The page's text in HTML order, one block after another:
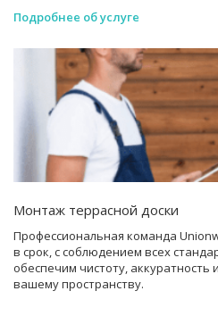
Подробнее об услуге
Монтаж террасной доски
Профессиональная команда
в срок, с соблюдением всех
обеспечим чистоту,
вашему пространству.